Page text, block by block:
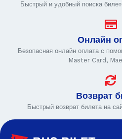
Быстрый и удобный поиска
Онлайн
Безопасная онлайн оплата с
Master Card,
Возврат
Быстрый возврат билета на